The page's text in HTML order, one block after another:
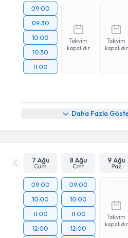
09:00
09:30
10:00
10:30
11:00
Takvim
kapalıdır
Takvim
kapalıdır
Daha Fazla
7 Ağu
Cum
8 Ağu
Cmt
9 Ağu
Paz
09:00
10:00
11:00
12:00
09:00
10:00
11:00
12:00
Takvim
kapalıdır